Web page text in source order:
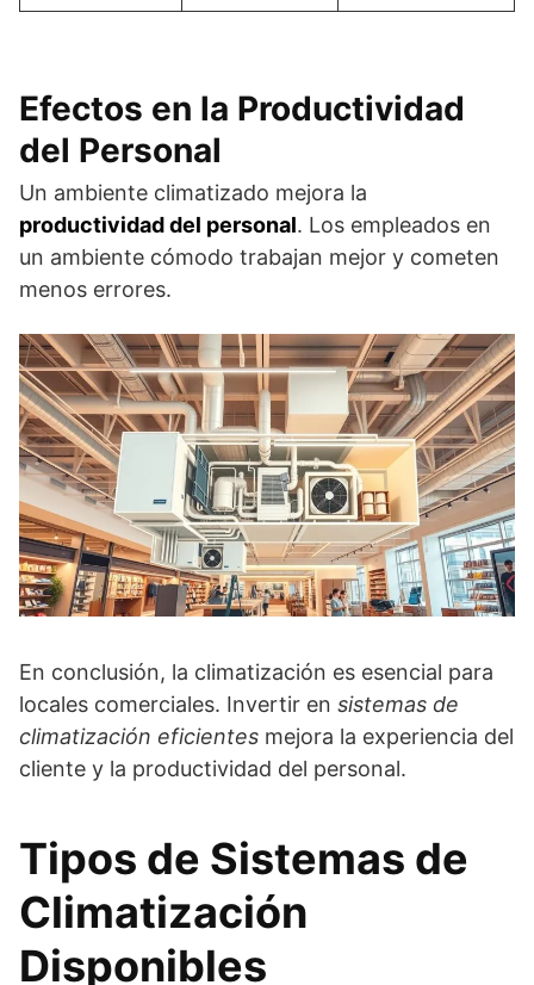
Efectos en la Productividad
del Personal
Un ambiente climatizado mejora la
productividad del personal. Los empleados en
un ambiente cómodo trabajan mejor y cometen
menos errores.
En conclusión, la climatización es esencial para
locales comerciales. Invertir en sistemas de
climatización eficientes mejora la experiencia del
cliente y la productividad del personal.
Tipos de Sistemas de
Climatización
Disponibles